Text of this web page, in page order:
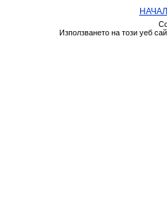
Използването на този уеб